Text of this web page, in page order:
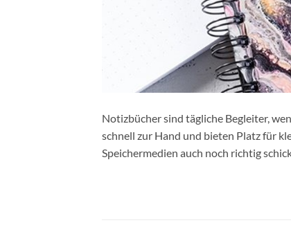
Notizbücher sind tägliche Begleiter,
schnell zur Hand und bieten Platz für
Speichermedien auch noch richtig